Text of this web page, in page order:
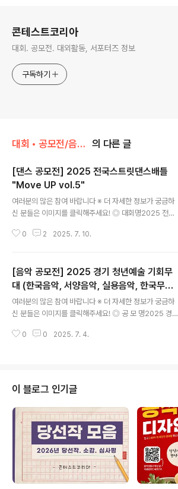
콘테스트코리아
대회. 공모전. 대외활동, 서포터즈 정보
구독하기
대회 • 공모전/음악 • 가요 • 댄스 의 다른 글
[댄스 공모전] 2025 전국스트릿댄스배틀
"Move UP vol.5"
여러분의 많은 참여 바랍니다 ※ 더 자세한 정보가 궁금하
신 분들은 이미지를 클릭해주세요! ◎ 대회명2025 전국
이 펼치는 올장르 댄스배틀 ◎ 참가대상9세-24세 청소년
23:00 ◎ 참가비없음* 간단한 간식 제공, 행사 진행 전·후
시외·고속버스터미널, KTX역까지 버스 지원 ◎ 인원인원
1000명 ◎ 시상내역WINNER : 3,000,0002ND : 1,00
0,000BEST3 : 500,000 ◎ 문 의052.251.7925(전
0 2 2025. 7. 10.
[음악 공모전] 2025 경기 청년예술 기회무
대 (한국음악, 서양음악, 실용음악, 한국무용,
발레, 연극)
여러분의 많은 참여 바랍니다 ※ 더 자세한 정보가 궁금하
신 분들은 이미지를 클릭해주세요! ◎ 공 모 명2025 경기
용음악 (이상 모두 개인·단체 지원 가능)· 한국무용, 발레,
~ 39 경기도 청년 예술인 (전공여부 무관)· 경기도 거주자,
경기도 소재 대학 재학생, 경기도 소재 직장 재직 중인 자
◎ 접수방법[온라인접수] https://recruit.incruit.com/
ggac[접수서류 및 영상]지원신청서 1부활동실적 증빙자
료 (해당자 선택 기재, ..
0 0 2025. 7. 4.
이 블로그 인기글